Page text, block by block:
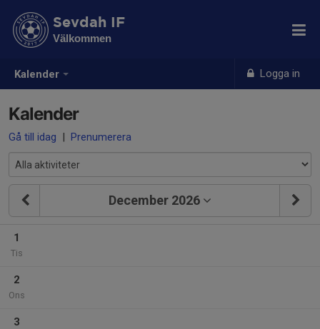
Kalender Logga in
Sevdah IF
Välkommen
Kalender
Gå till idag | Prenumerera
December 2026
1
Tis
2
Ons
3